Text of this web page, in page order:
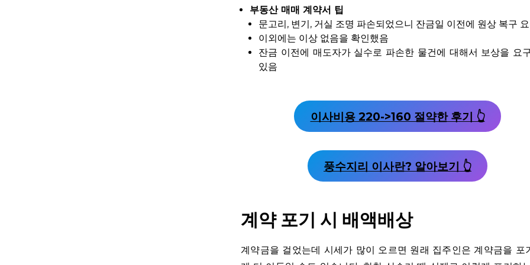
부동산 매매 계약서 팁
문고리, 변기, 거실 조명 파손되었으니 잔금일 이전에 원상 복구
이외에는 이상 없음을 확인했음
잔금 이전에 매도자가 실수로 파손한 물건에 대해서 보상을 요
있음
이사비용 220->160 절약한 후기 👆
풍수지리 이사란? 알아보기 👆
계약 포기 시 배액배상
계약금을 걸었는데 시세가 많이 오르면 원래 집주인은 계약금을 포